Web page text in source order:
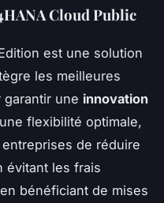
Cloud Public
est une solution
les meilleures
une innovation
flexibilité optimale,
de réduire
évitant les frais
bénéficiant de mises